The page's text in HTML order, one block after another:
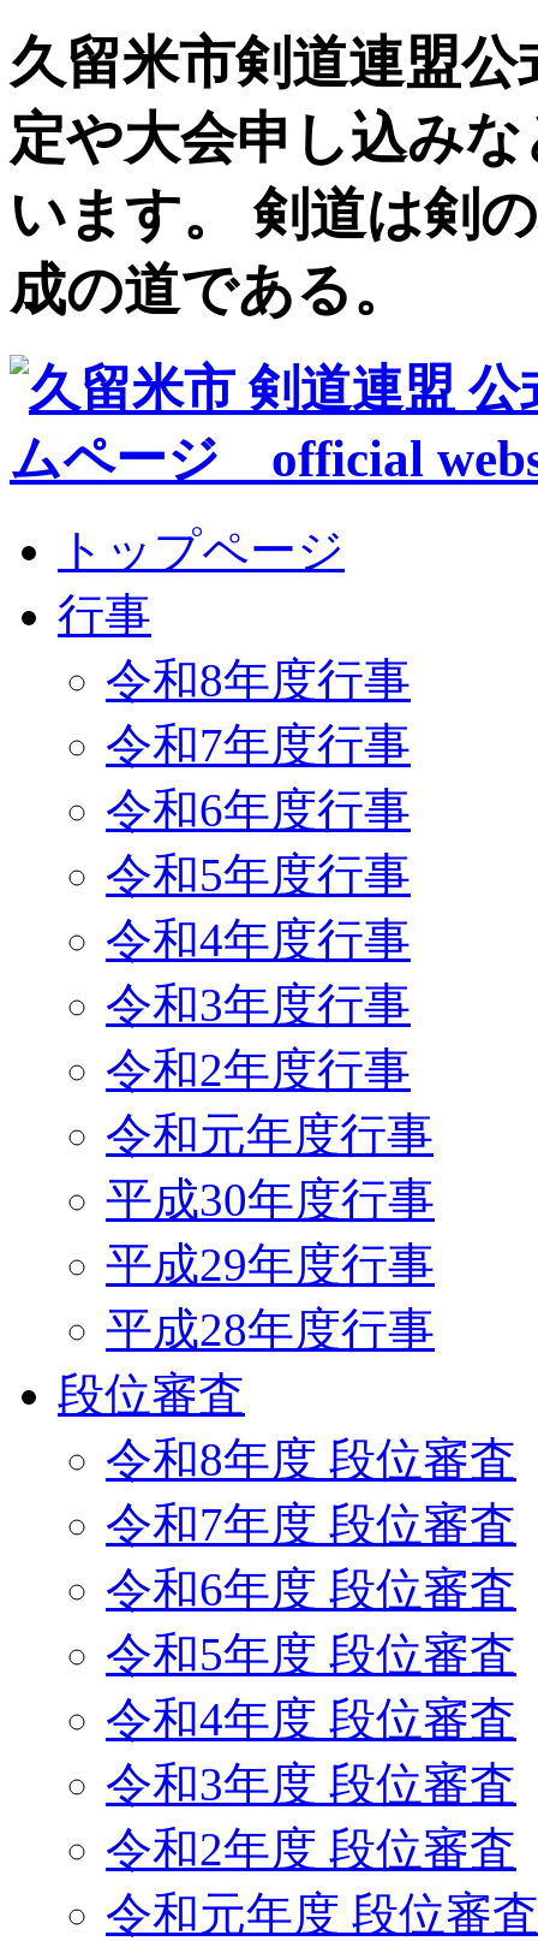
久留米市剣道連盟
定や大会申し込み
います。 剣道は剣
成の道である。
トップページ
行事
令和8年度行事
令和7年度行事
令和6年度行事
令和5年度行事
令和4年度行事
令和3年度行事
令和2年度行事
令和元年度行事
平成30年度行事
平成29年度行事
平成28年度行事
段位審査
令和8年度 段位審査
令和7年度 段位審査
令和6年度 段位審査
令和5年度 段位審査
令和4年度 段位審査
令和3年度 段位審査
令和2年度 段位審査
令和元年度 段位審査